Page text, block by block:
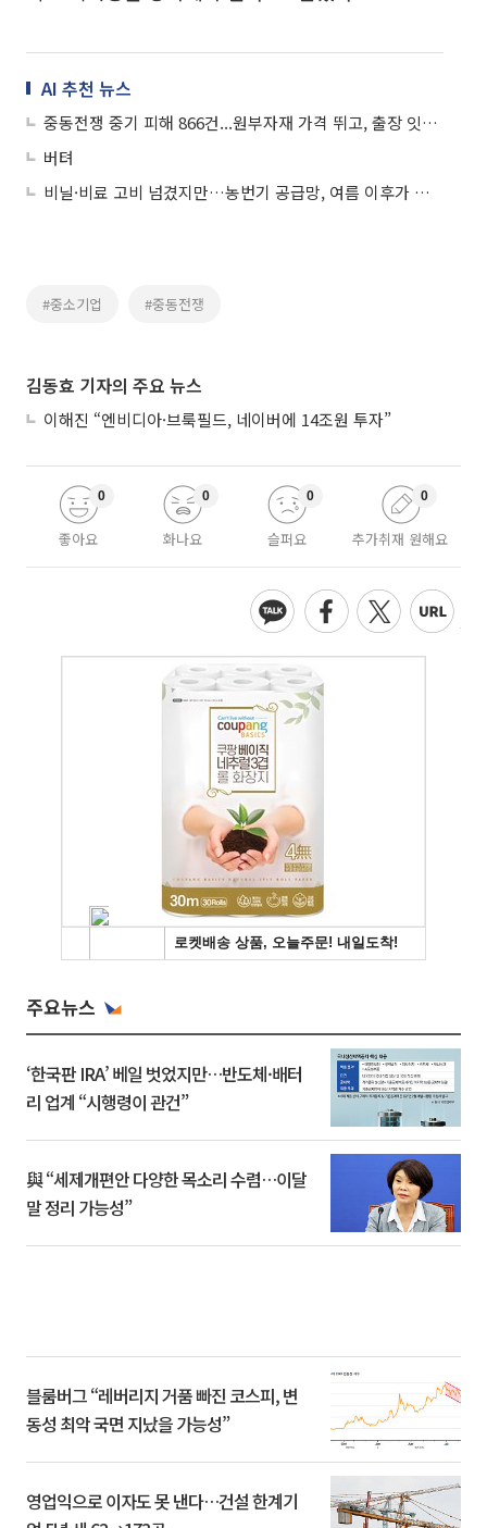
AI 추천 뉴스
중동전쟁 중기 피해 866건...원부자재 가격 뛰고, 출장 잇따라 취소
버텨
비닐·비료 고비 넘겼지만…농번기 공급망, 여름 이후가 변수
#중소기업 #중동전쟁
김동효 기자의 주요 뉴스
이해진 “엔비디아·브룩필드, 네이버에 14조원 투자”
좋아요
0
화나요
0
슬퍼요
0
추가취재 원해요
0
주요뉴스
‘한국판 IRA’ 베일 벗었지만…반도체·배터
리 업계 “시행령이 관건”
與 “세제개편안 다양한 목소리 수렴…이달
말 정리 가능성”
블룸버그 “레버리지 거품 빠진 코스피, 변
동성 최악 국면 지났을 가능성”
영업익으로 이자도 못 낸다…건설 한계기